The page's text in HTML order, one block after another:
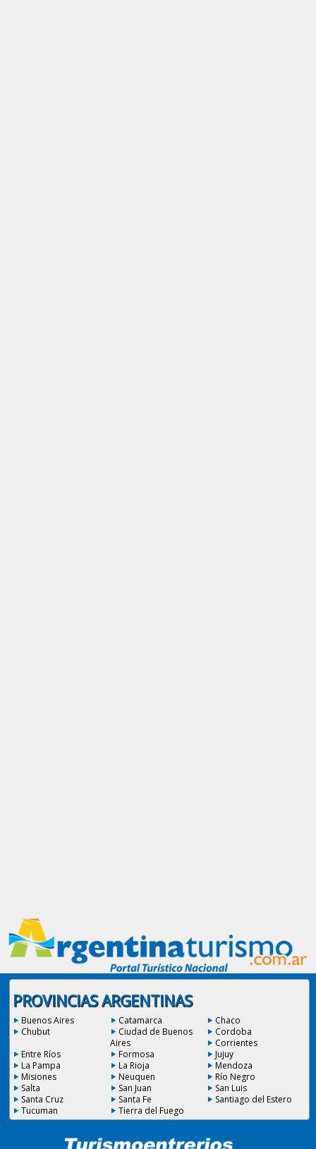
PROVINCIAS ARGENTINAS
Buenos Aires Catamarca
Chaco
Chubut
Ciudad de Buenos
Aires
Cordoba
Corrientes
Entre Ríos
Formosa
Jujuy
La Pampa
La Rioja
Mendoza
Misiones
Neuquen
Río Negro
Salta
San Juan
San Luis
Santa Cruz
Santa Fe
Santiago del Estero
Tucuman
Tierra del Fuego